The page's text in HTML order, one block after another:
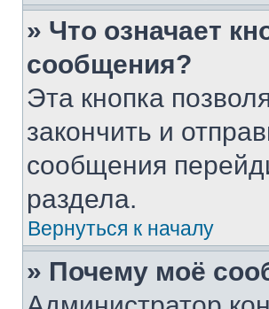
» Что означает
сообщения?
Эта кнопка
закончить и
сообщения
раздела.
Вернуться к началу
» Почему моё